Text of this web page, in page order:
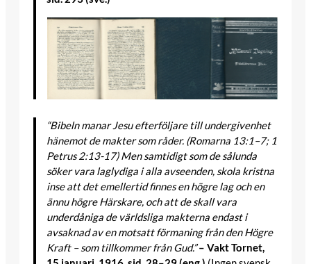
“Bibeln manar Jesu efterföljare till undergivenhet
hänemot de makter som råder. (Romarna 13:1–7; 1
Petrus 2:13-17) Men samtidigt som de sålunda
söker vara laglydiga i alla avseenden, skola kristna
inse att det emellertid finnes en högre lag och en
ännu högre Härskare, och att de skall vara
underdåniga de världsliga makterna endast i
avsaknad av en motsatt förmaning från den Högre
Kraft – som tillkommer från Gud.”– Vakt Tornet,